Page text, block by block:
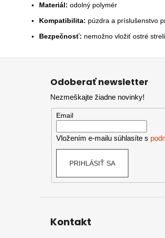
Materiál: odolný polymér
Kompatibilita: púzdra a príslušenstvo
Bezpečnosť: nemožno vložiť ostré
Z
Odoberať newsletter
Nezmeškajte žiadne novinky!
Email
Vložením e-mailu súhlasíte s
PRIHLÁSIŤ SA
Kontakt